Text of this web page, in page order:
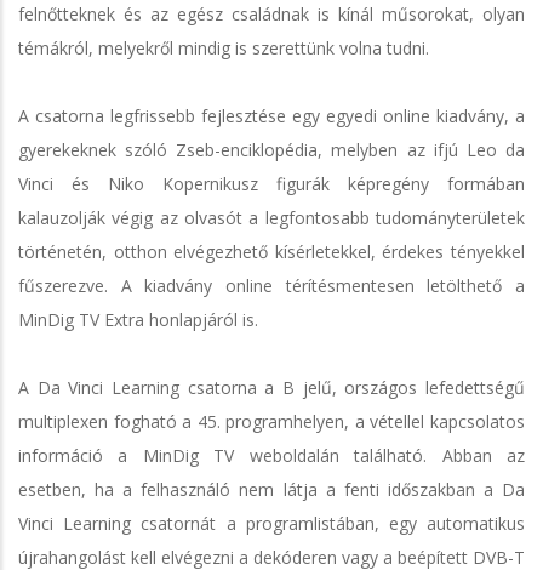
felnőtteknek és az egész családnak is kínál műsorokat, olyan
témákról, melyekről mindig is szerettünk volna tudni.
A csatorna legfrissebb fejlesztése egy egyedi online kiadvány, a
gyerekeknek szóló Zseb-enciklopédia, melyben az ifjú Leo da
Vinci és Niko Kopernikusz figurák képregény formában
kalauzolják végig az olvasót a legfontosabb tudományterületek
történetén, otthon elvégezhető kísérletekkel, érdekes tényekkel
fűszerezve. A kiadvány online térítésmentesen letölthető a
MinDig TV Extra honlapjáról is.
A Da Vinci Learning csatorna a B jelű, országos lefedettségű
multiplexen fogható a 45. programhelyen, a vétellel kapcsolatos
információ a MinDig TV weboldalán található. Abban az
esetben, ha a felhasználó nem látja a fenti időszakban a Da
Vinci Learning csatornát a programlistában, egy automatikus
újrahangolást kell elvégezni a dekóderen vagy a beépített DVB-T